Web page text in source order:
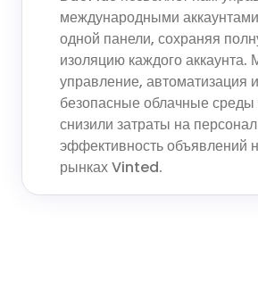
международными
одной панели, сохраняя
изоляцию каждого аккаунта.
управление, автоматизация и
безопасные облачные среды
снизили затраты на
эффективность объявлений
рынках Vinted.